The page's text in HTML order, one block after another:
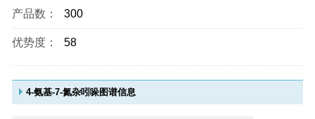
产品数： 300
优势度： 58
4-氨基-7-氮杂吲哚图谱信息